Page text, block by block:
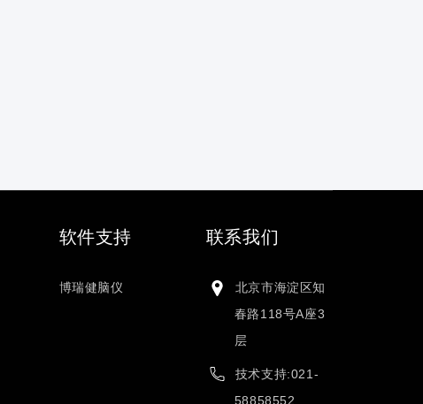
软件支持
博瑞健脑仪
联系我们
北京市海淀区知
春路118号A座3
层
技术支持:021-
58858552